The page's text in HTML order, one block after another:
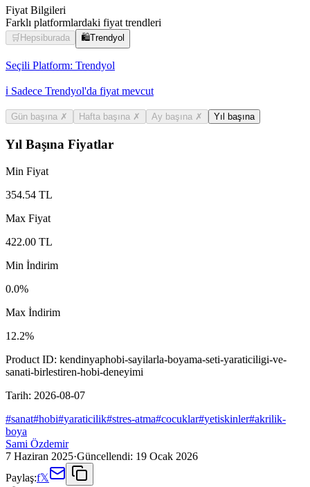
Fiyat Bilgileri
Farklı platformlardaki fiyat trendleri
🛒 Hepsiburada 🛍️Trendyol
Seçili Platform: Trendyol
ℹ️ Sadece Trendyol'da fiyat mevcut
Gün başına ✗ Hafta başına ✗ Ay başına ✗ Yıl başına
Yıl Başına Fiyatlar
Min Fiyat
354.54 TL
Max Fiyat
422.00 TL
Min İndirim
0.0%
Max İndirim
12.2%
Product ID: kendinyaphobi-sayilarla-boyama-seti-yaraticiligi-ve-
sanati-birlestiren-hobi-deneyimi
Tarih: 2026-08-07
#sanat#hobi#yaraticilik#stres-atma#cocuklar#yetiskinler#akrilik-
boya
Sami Özdemir
7 Haziran 2025·Güncellendi: 19 Ocak 2026
Paylaş:f𝕏